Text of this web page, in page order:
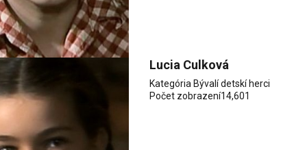
Lucia Culková
Kategória Bývalí detskí herci
Počet zobrazení14,601